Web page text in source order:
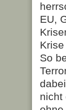
EU,
So
nicht